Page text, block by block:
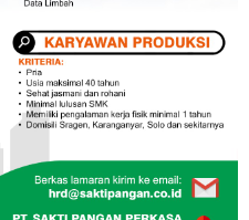
Alihdaya Mandiri Semarang